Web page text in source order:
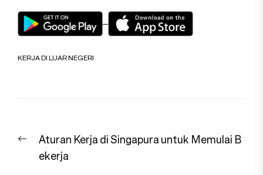
KERJA DI LUAR NEGERI
pos
Previous
post:
Aturan Kerja di Singapura untuk Memulai B
ekerja